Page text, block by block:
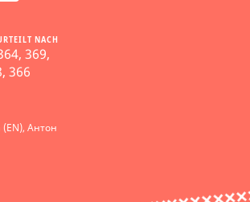
NACH
369,
366
Антон